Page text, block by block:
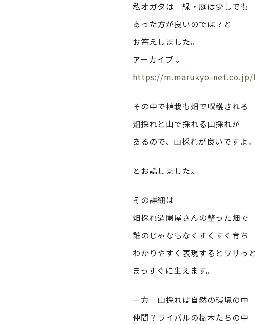
私オガタは 緑・庭は少しでも
あった方が良いのでは？と
お答えしました。
アーカイブ↓
https://m.marukyo-net.co.jp/
その中で植栽も畑で収穫される
畑採れと山で採れる山採れが
あるので、山採れが良いですよ。
とお話しました。
その詳細は
畑採れ造園屋さんの整った畑で
誰のじゃなもなくすくすく育ち
わかりやすく表現するとワサっと
まっすぐに生えます。
一方 山採れは自然の環境の中
仲間？ライバルの樹木たちの中